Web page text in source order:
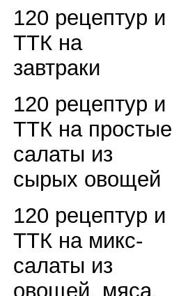
120 рецептур и
ТТК на
завтраки
120 рецептур и
ТТК на простые
салаты из
сырых овощей
120 рецептур и
ТТК на микс-
салаты из
овощей, мяса,